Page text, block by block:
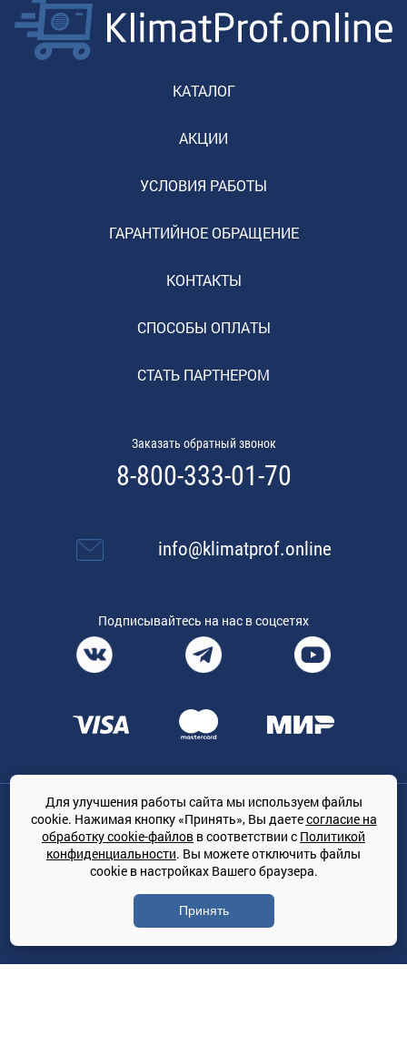
КАТАЛОГ
АКЦИИ
УСЛОВИЯ РАБОТЫ
ГАРАНТИЙНОЕ ОБРАЩЕНИЕ
КОНТАКТЫ
СПОСОБЫ ОПЛАТЫ
СТАТЬ ПАРТНЕРОМ
Заказать обратный звонок
8-800-333-01-70
info@klimatprof.online
Подписывайтесь на нас в соцсетях
Общество с ограниченной ответственностью «ТРЕЙДКОН», ОГРН:
1167847364079, 197022, г. Санкт-Петербург, проспект Медиков, 7
КЛИМАТПРОФ.ONLINE - оптовая продажа кондиционеров и
климатической техники на территории РФ
© Сайт принадлежит ООО «ТРЕЙДКОН»
Политика конфиденциальности
Для улучшения работы сайта мы используем файлы
cookie. Нажимая кнопку «Принять», Вы даетесогласие на
обработку cookie-файлов в соответствии с Политикой
конфиденциальности. Вы можете отключить файлы
cookie в настройках Вашего браузера.
Принять